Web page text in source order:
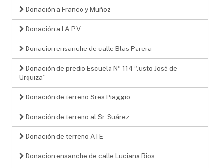
Donación a Franco y Muñoz
Donación a I.A.P.V.
Donacion ensanche de calle Blas Parera
Donación de predio Escuela Nº 114 “Justo José de
Urquiza”
Donación de terreno Sres Piaggio
Donación de terreno al Sr. Suárez
Donación de terreno ATE
Donacion ensanche de calle Luciana Rios